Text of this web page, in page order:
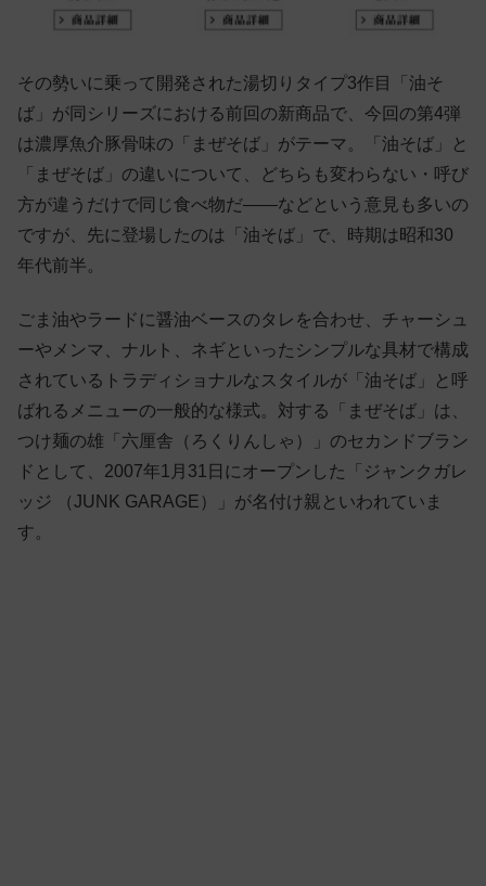
その勢いに乗って開発された湯切りタイプ3作目「油そ
ば」が同シリーズにおける前回の新商品で、今回の第4弾
は濃厚魚介豚骨味の「まぜそば」がテーマ。「油そば」と
「まぜそば」の違いについて、どちらも変わらない・呼び
方が違うだけで同じ食べ物だ——などという意見も多いの
ですが、先に登場したのは「油そば」で、時期は昭和30
年代前半。
ごま油やラードに醤油ベースのタレを合わせ、チャーシュ
ーやメンマ、ナルト、ネギといったシンプルな具材で構成
されているトラディショナルなスタイルが「油そば」と呼
ばれるメニューの一般的な様式。対する「まぜそば」は、
つけ麺の雄「六厘舎（ろくりんしゃ）」のセカンドブラン
ドとして、2007年1月31日にオープンした「ジャンクガレ
ッジ （JUNK GARAGE）」が名付け親といわれていま
す。